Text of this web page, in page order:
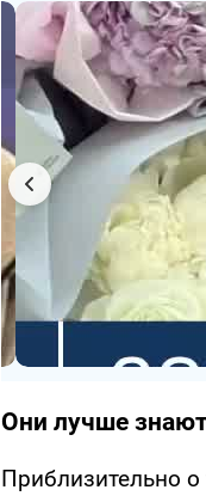
Они лучше
Приблизительно